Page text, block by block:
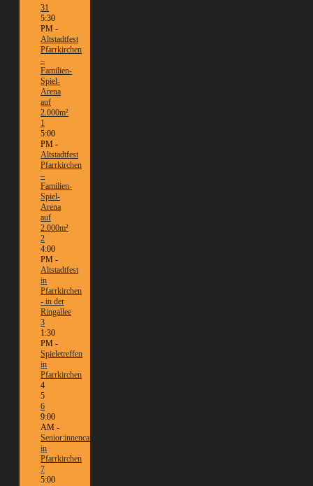
31
5:30
PM -
Altstadtfest
Pfarrkirchen
–
Familien-
Spiel-
Arena
auf
2.000m²
1
5:00
PM -
Altstadtfest
Pfarrkirchen
–
Familien-
Spiel-
Arena
auf
2.000m²
2
4:00
PM -
Altstadtfest
in
Pfarrkirchen
- in der
Ringallee
3
1:30
PM -
Spieletreffen
in
Pfarrkirchen
4
5
6
9:00
AM -
Senior:innencafé
in
Pfarrkirchen
7
5:00